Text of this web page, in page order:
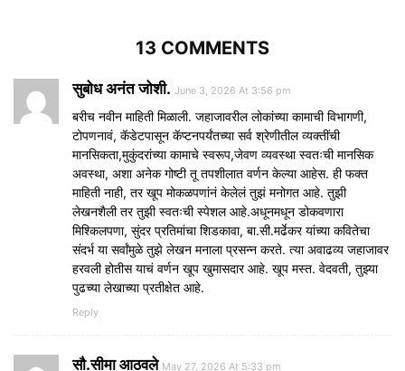
13 COMMENTS
सुबोध अनंत जोशी. June 3, 2026 At 3:56 pm
बरीच नवीन माहिती मिळाली. जहाजावरील लोकांच्या कामाची विभागणी,
टोपणनावं, कॅडेटपासून कॅप्टनपर्यंतच्या सर्व श्रेणीतील व्यक्तींची
मानसिकता,मुकुंदरांच्या कामाचे स्वरूप,जेवण व्यवस्था स्वतःची मानसिक
अवस्था, अशा अनेक गोष्टी तू तपशीलात वर्णन केल्या आहेस. ही फक्त
माहिती नाही, तर खूप मोकळपणांनं केलेलं तुझं मनोगत आहे. तुझी
लेखनशैली तर तुझी स्वतःची स्पेशल आहे.अधूनमधून डोकवणारा
मिश्किलपणा, सुंदर प्रतिमांचा शिडकावा, बा.सी.मर्ढेकर यांच्या कवितेचा
संदर्भ या सर्वांमुळे तुझे लेखन मनाला प्रसन्न करते. त्या अवाढव्य जहाजावर
हरवली होतीस याचं वर्णन खूप खुमासदार आहे. खूप मस्त. वेदवती, तुझ्या
पुढच्या लेखाच्या प्रतीक्षेत आहे.
Reply
सौ.सीमा आठवले May 27, 2026 At 5:33 pm